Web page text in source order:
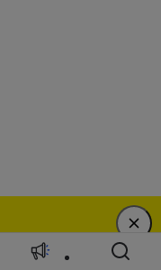
en soutenant
des producteurs et des